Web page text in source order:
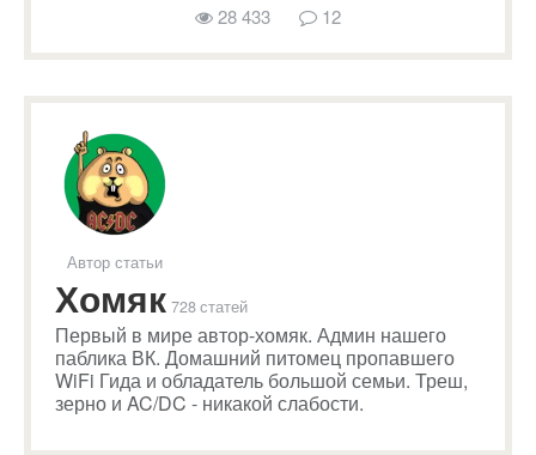
28 433 12
Автор статьи
Хомяк 728 статей
Первый в мире автор-хомяк. Админ нашего
паблика ВК. Домашний питомец пропавшего
WiFi Гида и обладатель большой семьи. Треш,
зерно и AC/DC - никакой слабости.